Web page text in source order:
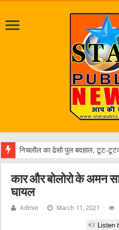
जलभर
कार और बोलोरो के अमन
घायल
Admin March 11, 2021
Listen